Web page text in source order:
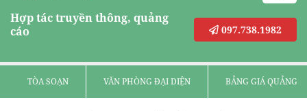
Hợp tác truyền thông, quảng
cáo
097.738.1982
TÒA SOẠN VĂN PHÒNG ĐẠI DIỆN BẢNG GIÁ QUẢNG